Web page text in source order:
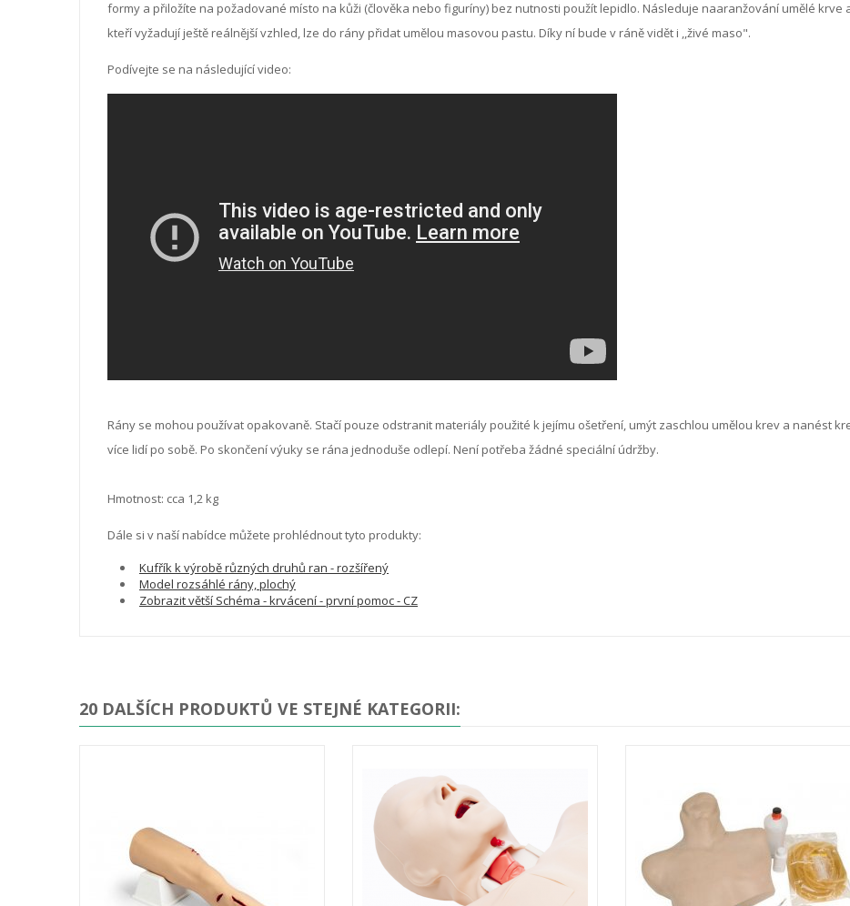
formy a přiložíte na požadované místo na kůži (člověka nebo figuríny) bez nutnosti použít lepidlo. Následuje naaranžování umělé krve
kteří vyžadují ještě reálnější vzhled, lze do rány přidat umělou masovou pastu. Díky ní bude v ráně vidět i ,,živé maso".
Podívejte se na následující video:
Rány se mohou používat opakovaně. Stačí pouze odstranit materiály použité k jejímu ošetření, umýt zaschlou umělou krev a nanést
více lidí po sobě. Po skončení výuky se rána jednoduše odlepí. Není potřeba žádné speciální údržby.
Hmotnost: cca 1,2 kg
Dále si v naší nabídce můžete prohlédnout tyto produkty:
Kufřík k výrobě různých druhů ran - rozšířený
Model rozsáhlé rány, plochý
Zobrazit větší Schéma - krvácení - první pomoc - CZ
20 DALŠÍCH PRODUKTŮ VE STEJNÉ KATEGORII: